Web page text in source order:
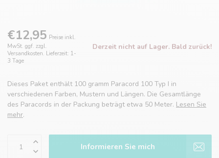
€12,95 Preise inkl.
MwSt. ggf. zzgl.
Versandkosten. Lieferzeit: 1-
3 Tage
Derzeit nicht auf Lager. Bald zurück!
Dieses Paket enthält 100 gramm Paracord 100 Typ I in
verschiedenen Farben, Mustern und Längen. Die Gesamtlänge
des Paracords in der Packung beträgt etwa 50 Meter. Lesen Sie
mehr.
Informieren Sie mich